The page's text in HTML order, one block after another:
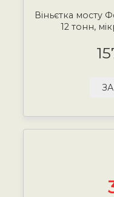
Віньєтка мосту
12 тонн,